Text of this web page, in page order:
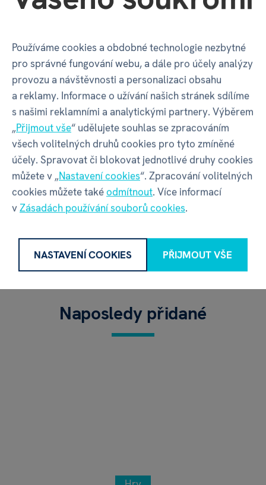
silným, všudypřítomným sci-fi tématem. Hra vás drží
neustále pod tlakem a nutí vás dělat těžká rozhodnutí –
útokům Zplozenců se nedá vyhnout úplně, takže musíte
pečlivě volit, jaké rody a lodě v obraně upřednostníte,
abyste ochránili své největší zdroje bodů. Pokud vás
baví nekompromisní mechanismus umisťování
pracovníků, práce s násobiči bodů a epický příběh
zasazený do bohatého univerza hry Voidfall, Revenant
vám nabídne fantastický herní zážitek, který rozhodně
stojí za to pořídit.
Naposledy přidané
Používáme cookies a obdobné technologie nezbytné
pro správné fungování webu, a dále pro účely analýzy
provozu a návštěvnosti a personalizaci obsahu
a reklamy. Informace o užívání našich stránek sdílíme
s našimi reklamními a analytickými partnery. Výběrem
„Přijmout vše“ udělujete souhlas se zpracováním
všech volitelných druhů cookies pro tyto zmíněné
účely. Spravovat či blokovat jednotlivé druhy cookies
můžete v „Nastavení cookies“. Zpracování volitelných
cookies můžete takéodmítnout. Více informací
vZásadách používání souborů cookies.
NASTAVENÍ COOKIES PŘIJMOUT VŠE